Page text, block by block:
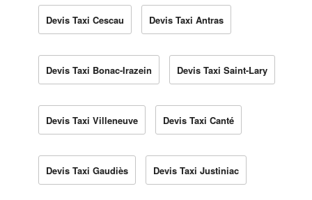
Devis Taxi Cescau Devis Taxi Antras
Devis Taxi Bonac-Irazein Devis Taxi Saint-Lary
Devis Taxi Villeneuve Devis Taxi Canté
Devis Taxi Gaudiès Devis Taxi Justiniac